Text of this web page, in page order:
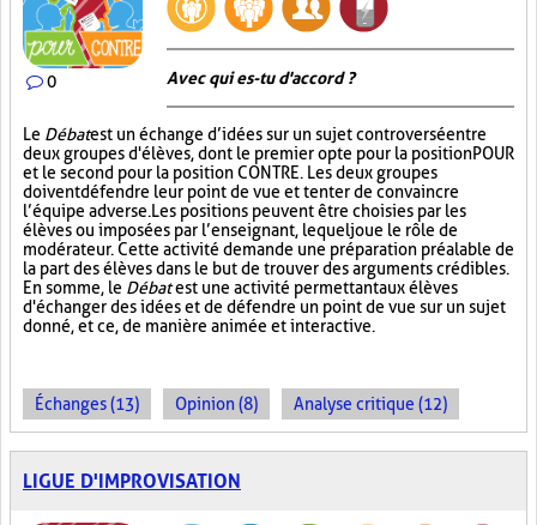
0 Avec qui es-tu d'accord ?
Le Débatest un échange d’idées sur un sujet controversé entre
deux groupes d'élèves, dont le premier opte pour la position POUR
et le second pour la position CONTRE. Les deux groupes
doivent défendre leur point de vue et tenter de convaincre
l’équipe adverse. Les positions peuvent être choisies par les
élèves ou imposées par l’enseignant, lequel joue le rôle de
modérateur. Cette activité demande une préparation préalable de
la part des élèves dans le but de trouver des arguments crédibles.
En somme, le Débatest une activité permettant aux élèves
d'échanger des idées et de défendre un point de vue sur un sujet
donné, et ce, de manière animée et interactive.
Échanges (13) Opinion (8) Analyse critique (12)
LIGUE D'IMPROVISATION